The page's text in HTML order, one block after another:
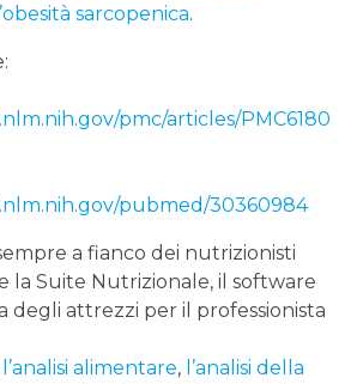
sarcopenica.
pmc/articles/PMC6180
pubmed/30360984
a fianco dei nutrizionisti
la Suite Nutrizionale, il software
degli attrezzi per il professionista
l’analisi alimentare, l’analisi della